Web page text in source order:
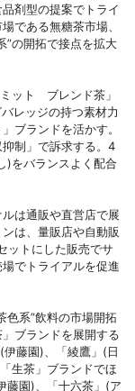
剤型の提案でトライ
である無糖茶市場、
”の開拓で接点を拡大
ット ブレンド茶」
レッジの持つ素材力
ブランドを活かす。
制」で訴求する。4
)をバランスよく配合
は通販や直営店で展
は、量販店や自動販
ットにした販売でサ
でトライアルを促進
系”飲料の市場開拓
ブランドを展開する
藤園)、「綾鷹」(日
生茶」ブランドでほ
藤園)、「十六茶」(ア